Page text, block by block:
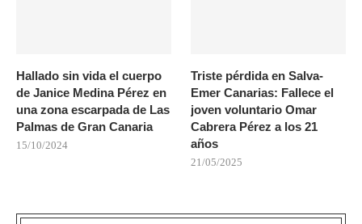
Hallado sin vida el cuerpo
de Janice Medina Pérez en
una zona escarpada de Las
Palmas de Gran Canaria
15/10/2024
Triste pérdida en Salva-
Emer Canarias: Fallece el
joven voluntario Omar
Cabrera Pérez a los 21
años
21/05/2025